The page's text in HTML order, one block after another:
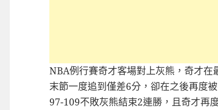
NBA例行賽奇才客場對上灰熊，奇才
末節一度追到僅差6分，卻在之後再度
97-109不敗灰熊結束2連勝，且奇才再